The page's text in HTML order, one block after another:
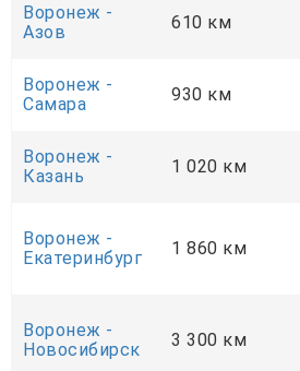
Воронеж -
Азов
610 км
Воронеж -
Самара
930 км
Воронеж -
Казань
1 020 км
Воронеж -
Екатеринбург
1 860 км
Воронеж -
Новосибирск
3 300 км